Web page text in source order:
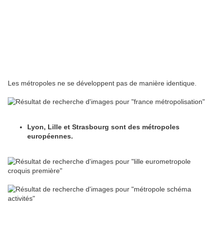
Les métropoles ne se développent pas de manière identique.
Lyon, Lille et Strasbourg sont des métropoles
européennes.